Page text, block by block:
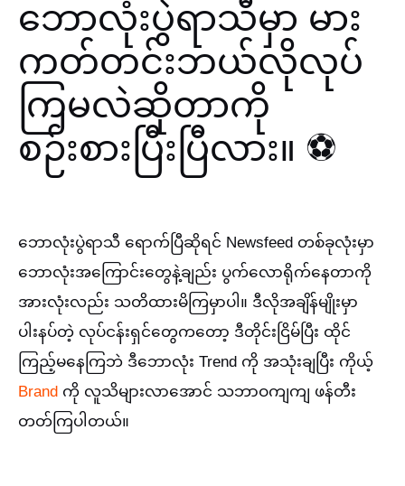
ဘောလုံးပွဲရာသီမှာ မား
ကတ်တင်းဘယ်လိုလုပ်
ကြမလဲဆိုတာကို
စဉ်းစားပြီးပြီလား။ ⚽️
ဘောလုံးပွဲရာသီ ရောက်ပြီဆိုရင် Newsfeed တစ်ခုလုံးမှာ
ဘောလုံးအကြောင်းတွေနဲ့ချည်း ပွက်လောရိုက်နေတာကို
အားလုံးလည်း သတိထားမိကြမှာပါ။ ဒီလိုအချိန်မျိုးမှာ
ပါးနပ်တဲ့ လုပ်ငန်းရှင်တွေကတော့ ဒီတိုင်းငြိမ်ပြီး ထိုင်
ကြည့်မနေကြဘဲ ဒီဘောလုံး Trend ကို အသုံးချပြီး ကိုယ့်
Brand ကို လူသိများလာအောင် သဘာဝကျကျ ဖန်တီး
တတ်ကြပါတယ်။